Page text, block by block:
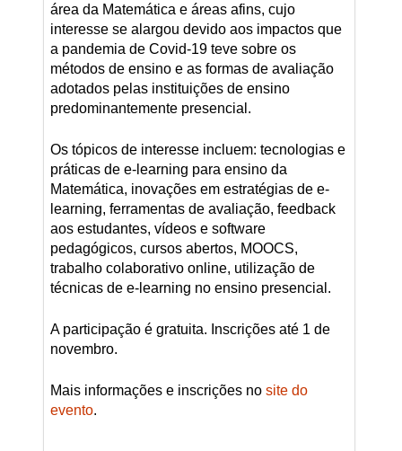
área da Matemática e áreas afins, cujo
interesse se alargou devido aos impactos que
a pandemia de Covid-19 teve sobre os
métodos de ensino e as formas de avaliação
adotados pelas instituições de ensino
predominantemente presencial.
Os tópicos de interesse incluem: tecnologias e
práticas de e-learning para ensino da
Matemática, inovações em estratégias de e-
learning, ferramentas de avaliação, feedback
aos estudantes, vídeos e software
pedagógicos, cursos abertos, MOOCS,
trabalho colaborativo online, utilização de
técnicas de e-learning no ensino presencial.
A participação é gratuita. Inscrições até 1 de
novembro.
Mais informações e inscrições no site do
evento.